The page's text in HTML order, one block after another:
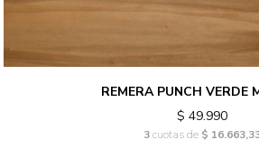
REMERA PUNCH VERDE
$ 49.990
3cuotas de $